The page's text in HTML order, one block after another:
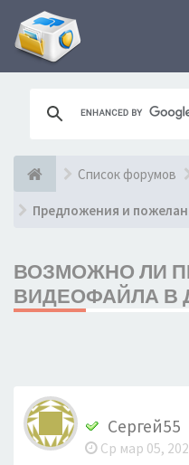
Список форумов
Предложения и
ВОЗМОЖНО ЛИ
ВИДЕОФАЙЛА В
Сергей55
Ср мар 05,